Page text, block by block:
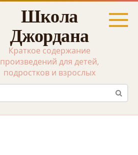
Школа
Джордана
Краткое содержание
произведений для детей,
подростков и взрослых